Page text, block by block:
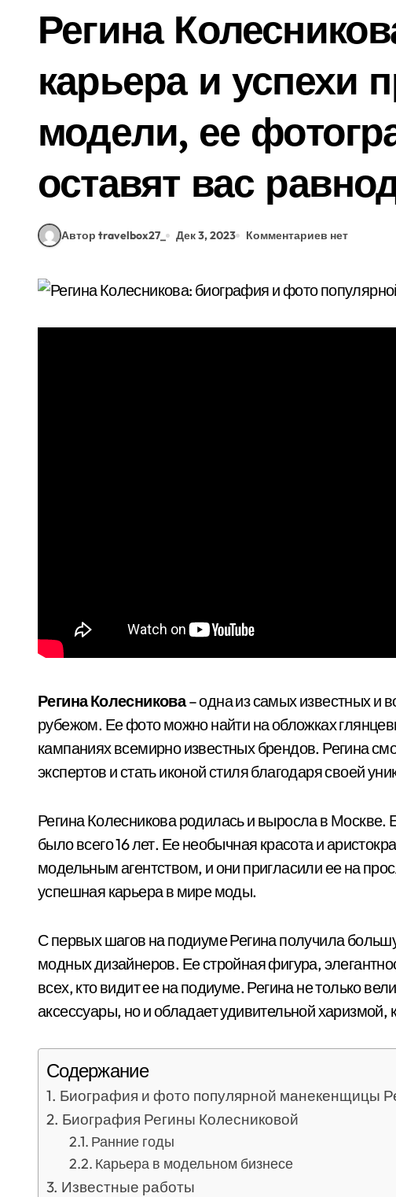
Регина
карьера и успехи
модели, ее
оставят вас
Автор travelbox27_ Дек 3, 2023 Комментариев нет
Регина Колесникова– одна из самых известных и
рубежом. Ее фото можно найти на обложках
кампаниях всемирно известных брендов. Регина
экспертов и стать иконой стиля благодаря своей
Регина Колесникова родилась и выросла в Москве.
было всего 16 лет. Ее необычная красота и
модельным агентством, и они пригласили ее на
успешная карьера в мире моды.
С первых шагов на подиуме Регина получила
модных дизайнеров. Ее стройная фигура,
всех, кто видит ее на подиуме. Регина не только
аксессуары, но и обладает удивительной харизмой,
Содержание
Биография и фото популярной манекенщицы
Биография Регины Колесниковой
Ранние годы
Карьера в модельном бизнесе
Известные работы